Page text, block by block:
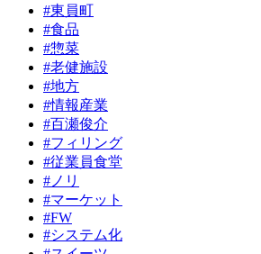
#東員町
#食品
#惣菜
#老健施設
#地方
#情報産業
#百瀬俊介
#フィリング
#従業員食堂
#ノリ
#マーケット
#FW
#システム化